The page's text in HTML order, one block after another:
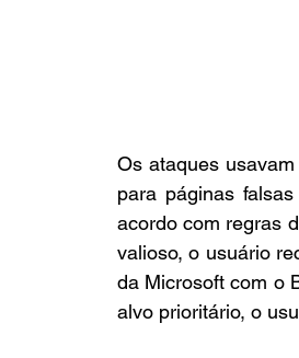
Os ataques
para páginas
acordo com regras
valioso, o usuário
da Microsoft com o
alvo prioritário, o